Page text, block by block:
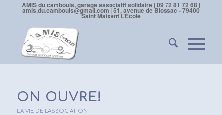
AMIS du cambouis, garage associatif solidaire | 09 72 81 72 68 |
amis.du.cambouis@gmail.com | 51, avenue de Blossac - 79400
Saint Maixent L’École
ON OUVRE!
LA VIE DE L'ASSOCIATION